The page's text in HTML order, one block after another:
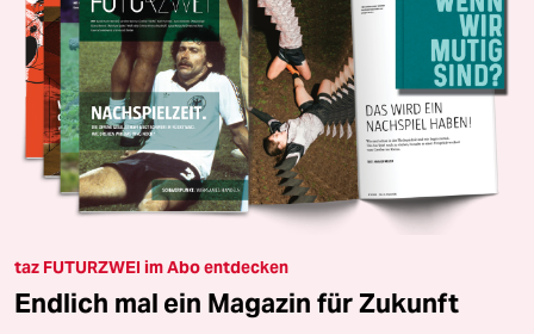
taz FUTURZWEI im Abo entdecken
Endlich mal ein Magazin für Zukunft